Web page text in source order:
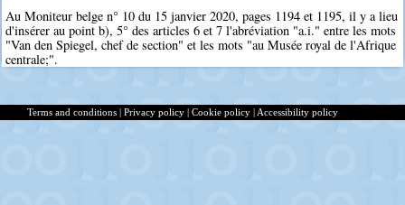
Au Moniteur belge n° 10 du 15 janvier 2020, pages 1194 et 1195, il y a lieu
d'insérer au point b), 5° des articles 6 et 7 l'abréviation "a.i." entre les mots
"Van den Spiegel, chef de section" et les mots "au Musée royal de l'Afrique
centrale;".
Terms and conditions | Privacy policy | Cookie policy | Accessibility policy